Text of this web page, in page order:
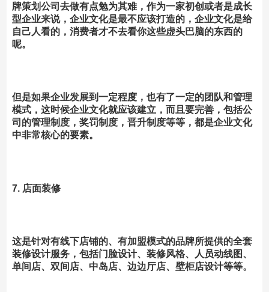
牌策划公司去做有点勉为其难，作为一家初创或者是成长
型企业来说，企业文化是最不应该打造的，企业文化是给
自己人看的，消费者才不去看你这些虚头巴脑的东西的
呢。
但是如果企业发展到一定程度，也有了一定的团队和管理
模式，这时候企业文化就应该建立，而且要完善，包括公
司的管理制度，奖罚制度，晋升制度等等，都是企业文化
中非常核心的要素。
7. 店面装修
这是针对有线下店铺的、有加盟模式的品牌所提供的全套
装修设计服务，包括门脸设计、装修风格、人员动线图、
单间店、双间店、中岛店、边边厅店、壁柜店设计等等。